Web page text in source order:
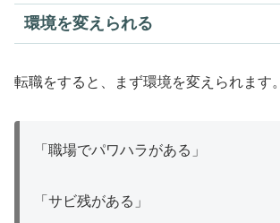
環境を変えられる
転職をすると、まず環境を変えられます。
「職場でパワハラがある」
「サビ残がある」